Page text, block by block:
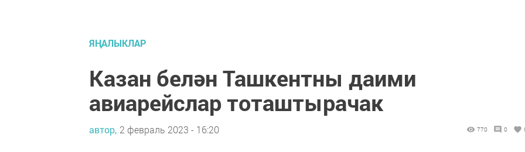
ЯҢАЛЫКЛАР
Казан белән Ташкентны даими
авиарейслар тоташтырачак
автор, 2 февраль 2023 - 16:20 770 0